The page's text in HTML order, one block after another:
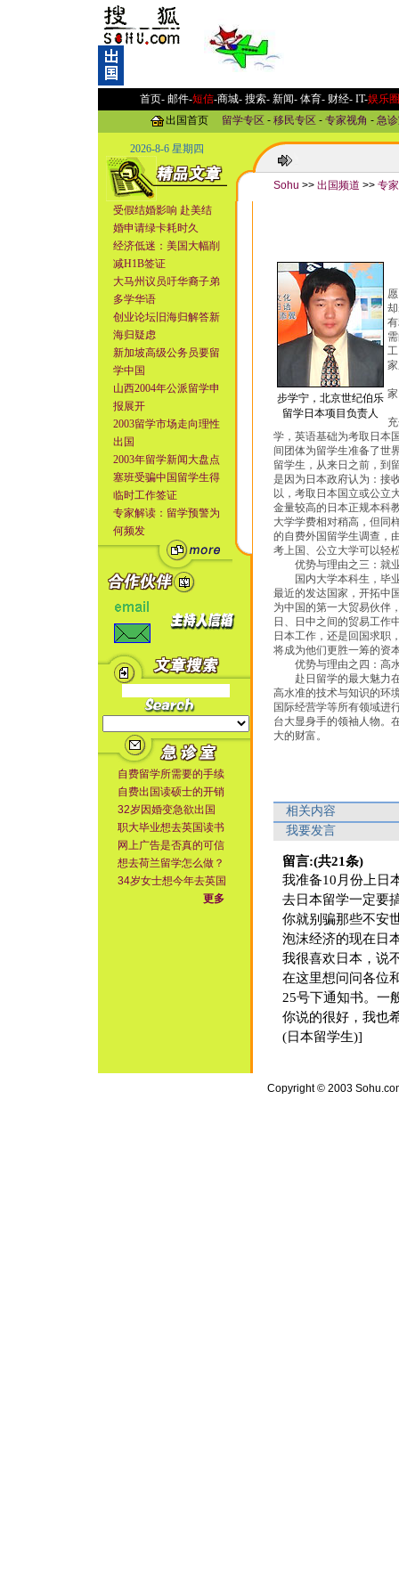
首页- 邮件-短信-商城- 搜索-新闻- 体育-财经- IT-娱乐圈
出国首页
留学专区 - 移民专区 - 专家视角 - 急
2026-8-6 星期四
受假结婚影响 赴美结
婚申请绿卡耗时久
经济低迷：美国大幅削
减H1B签证
大马州议员吁华裔子弟
多学华语
创业论坛旧海归解答新
海归疑虑
新加坡高级公务员要留
学中国
山西2004年公派留学申
报展开
2003留学市场走向理性
出国
2003年留学新闻大盘点
塞班受骗中国留学生得
临时工作签证
专家解读：留学预警为
何频发
自费留学所需要的手续
自费出国读硕士的开销
32岁因婚变急欲出国
职大毕业想去英国读书
网上广告是否真的可信
想去荷兰留学怎么做？
34岁女士想今年去英国
更多
Sohu >> 出国频道 >> 专
步学宁，北京世纪伯乐
留学日本项目负责人
家
学，英语基础为考取日本
间团体为留学生准备了世
留学生，从来日之前，到
是因为日本政府认为：接
以，考取日本国立或公立
金量较高的日本正规本科
大学学费相对稍高，但同
的自费外国留学生调查，
考上国、公立大学可以轻
优势与理由之三：就业
国内大学本科生，毕业
最近的发达国家，开拓中
为中国的第一大贸易伙伴
日、日中之间的贸易工作
日本工作，还是回国求职
将成为他们更胜一筹的资
优势与理由之四：高
赴日留学的最大魅力在
高水准的技术与知识的环
国际经营学等所有领域进
台大显身手的领袖人物。
大的财富。
相关内容
我要发言
留言:(共21条)
我准备10月份上日
去日本留学一定要
你就别骗那些不安
泡沫经济的现在日
我很喜欢日本，说
在这里想问问各位
25号下通知书。一
你说的很好，我也
(日本留学生)]
Copyright © 2003